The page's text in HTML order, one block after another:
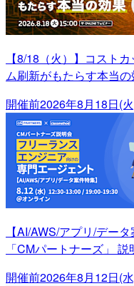
【8/18（火）】コスト
ム刷新がもたらす本当
開催前2026年8月18日(
【AI/AWS/アプリ/デー
「CMパートナーズ」
開催前2026年8月12日(